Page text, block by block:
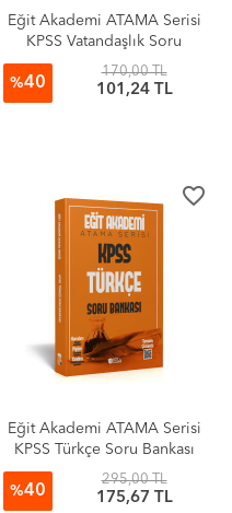
Eğit Akademi ATAMA Serisi
KPSS Vatandaşlık Soru
Bankası
%40
170,00 TL
101,24 TL
favorite_border
Eğit Akademi ATAMA Serisi
KPSS Türkçe Soru Bankası
%40
295,00 TL
175,67 TL